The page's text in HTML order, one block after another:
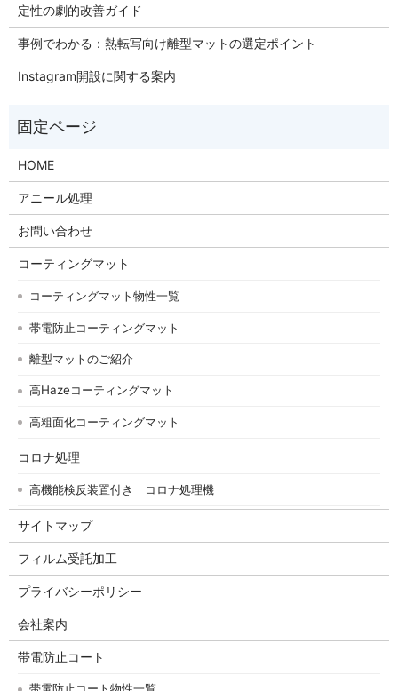
定性の劇的改善ガイド
事例でわかる：熱転写向け離型マットの選定ポイント
Instagram開設に関する案内
HOME
アニール処理
お問い合わせ
コーティングマット
コーティングマット物性一覧
帯電防止コーティングマット
離型マットのご紹介
高Hazeコーティングマット
高粗面化コーティングマット
コロナ処理
高機能検反装置付き コロナ処理機
サイトマップ
フィルム受託加工
プライバシーポリシー
会社案内
帯電防止コート